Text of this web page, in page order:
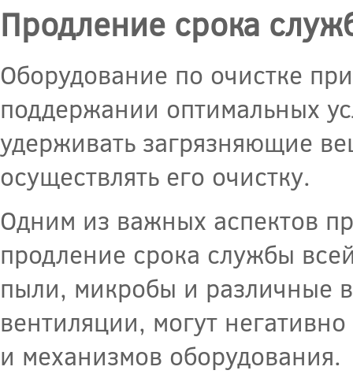
Продление срока
Оборудование по очистке
поддержании оптимальных
удерживать загрязняющие
осуществлять его очистку.
Одним из важных аспектов
продление срока службы
пыли, микробы и различные
вентиляции, могут
и механизмов оборудования.